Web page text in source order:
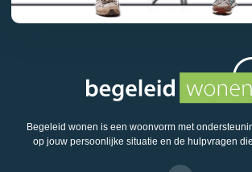
Begeleid wonen is een woonvorm met
op jouw persoonlijke situatie en de hulpvragen